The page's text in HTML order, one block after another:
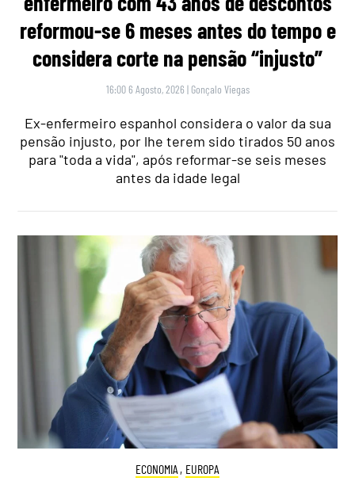
reformou-se 6 meses antes do tempo e
considera corte na pensão “injusto”
16:00 6 Agosto, 2026 | Gonçalo Viegas
Ex-enfermeiro espanhol considera o valor da sua
pensão injusto, por lhe terem sido tirados 50 anos
para "toda a vida", após reformar-se seis meses
antes da idade legal
ECONOMIA , EUROPA